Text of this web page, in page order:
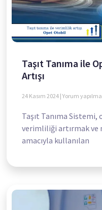
Taşıt Tanıma ile
Artışı
24 Kasım 2024 Yorum
Taşıt Tanıma
verimliliği artırmak
amacıyla kullanılan